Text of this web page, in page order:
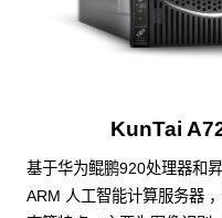
KunTai
基于华为鲲鹏920处理器和
ARM 人工智能计算服务器